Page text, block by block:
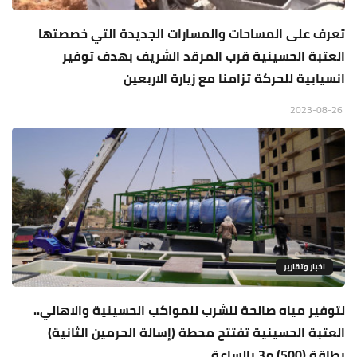
تعرف على المساحات والمسارات الجديدة التي خصصتها
العتبة الحسينية قرب المرقد الشريف بهدف توفير
انسيابية للحركة تزامنا مع زيارة الاربعين
اخبار وتقارير
لتوفير مياه صالحة للشرب للمواكب الحسينية والاهالي..
العتبة الحسينية تفتتح محطة (إسالة الحرمين الثانية)